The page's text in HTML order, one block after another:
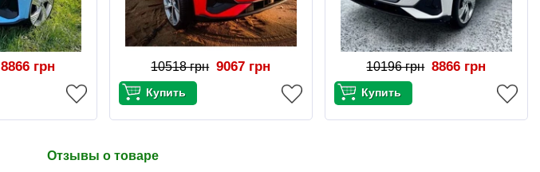
8866 грн 10518 грн 9067 грн 10196 грн 8866 грн
Отзывы о товаре